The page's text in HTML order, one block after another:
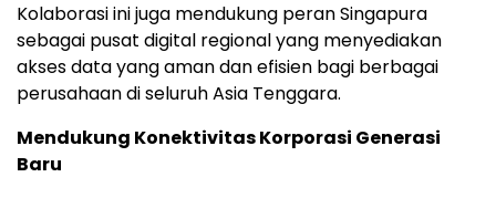
Kolaborasi ini juga mendukung peran Singapura
sebagai pusat digital regional yang menyediakan
akses data yang aman dan efisien bagi berbagai
perusahaan di seluruhAsia Tenggara.
Mendukung Konektivitas Korporasi Generasi
Baru